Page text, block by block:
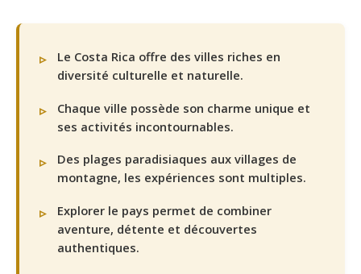
Le Costa Rica offre des villes riches en
diversité culturelle et naturelle.
Chaque ville possède son charme unique et
ses activités incontournables.
Des plages paradisiaques aux villages de
montagne, les expériences sont multiples.
Explorer le pays permet de combiner
aventure, détente et découvertes
authentiques.